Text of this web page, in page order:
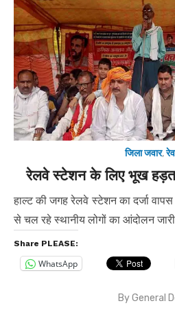
जिला जवार,
रेलवे स्टेशन के लिए भूख
हाल्ट की जगह रेलवे स्टेशन का दर्जा
से चल रहे स्थानीय लोगों का आंदोलन
Share PLEASE:
WhatsApp
ByGeneral